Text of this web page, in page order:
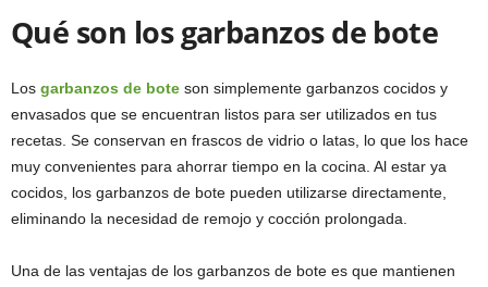
Qué son los garbanzos de bote
Los garbanzos de bote son simplemente garbanzos cocidos y
envasados que se encuentran listos para ser utilizados en tus
recetas. Se conservan en frascos de vidrio o latas, lo que los hace
muy convenientes para ahorrar tiempo en la cocina. Al estar ya
cocidos, los garbanzos de bote pueden utilizarse directamente,
eliminando la necesidad de remojo y cocción prolongada.
Una de las ventajas de los garbanzos de bote es que mantienen